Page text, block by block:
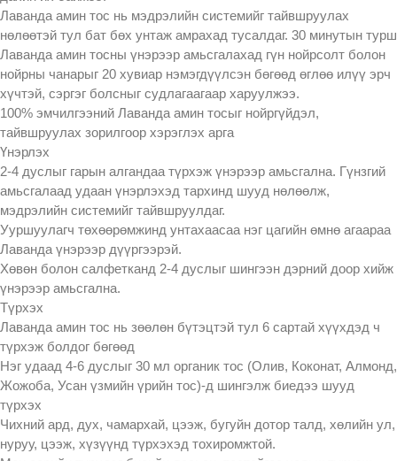
Лаванда амин тос нь мэдрэлийн системийг тайвшруулах
нөлөөтэй тул бат бөх унтаж амрахад тусалдаг. 30 минутын турш
Лаванда амин тосны үнэрээр амьсгалахад гүн нойрсолт болон
нойрны чанарыг 20 хувиар нэмэгдүүлсэн бөгөөд өглөө илүү эрч
хүчтэй, сэргэг болсныг судлагаагаар харуулжээ.
100% эмчилгээний Лаванда амин тосыг нойргүйдэл,
тайвшруулах зорилгоор хэрэглэх арга
Үнэрлэх
2-4 дуслыг гарын алгандаа түрхэж үнэрээр амьсгална. Гүнзгий
амьсгалаад удаан үнэрлэхэд тархинд шууд нөлөөлж,
мэдрэлийн системийг тайвшруулдаг.
Ууршуулагч төхөөрөмжинд унтахаасаа нэг цагийн өмнө агаараа
Лаванда үнэрээр дүүргээрэй.
Хөвөн болон салфетканд 2-4 дуслыг шингээн дэрний доор хийж
үнэрээр амьсгална.
Түрхэх
Лаванда амин тос нь зөөлөн бүтэцтэй тул 6 сартай хүүхдэд ч
түрхэж болдог бөгөөд
Нэг удаад 4-6 дуслыг 30 мл органик тос (Олив, Коконат, Алмонд,
Жожоба, Усан үзмийн үрийн тос)-д шингэлж биедээ шууд
түрхэх
Чихний ард, дух, чамархай, цээж, бугуйн дотор талд, хөлийн ул,
нуруу, цээж, хүзүүнд түрхэхэд тохиромжтой.